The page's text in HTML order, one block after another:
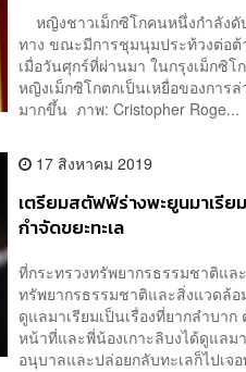
หญิงชาวเม็กซิโกคนหนึ่งกำลังดั
ทาง ขณะมีการชุมนุมประท้วงต่อต้
เมื่อวันศุกร์ที่ผ่านมา ในกรุงเม็กซิโ
หญิงเม็กซิโกตกเป็นเหยื่อของการ
มากขึ้น ภาพ: Cristopher Roge...
17 สิงหาคม 2019
เตรียมสตัฟฟ์ร่างพะยูนมาเรีย
กำจัดขยะทะเล
ที่กระทรวงทรัพยากรธรรมชาติแล
ทรัพยากรธรรมชาติและสิ่งแวดล้อ
ดูแลมาเรียมเป็นเรื่องที่ยากลำบา
หน้าที่และพี่น้องเกาะลิบงได้ดูแลม
อนุบาลและปล่อยกลับทะเลก็ไปเจ